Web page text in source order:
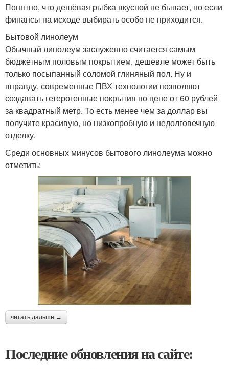
Понятно, что дешёвая рыбка вкусной не бывает, но если
финансы на исходе выбирать особо не приходится.
Бытовой линолеум
Обычный линолеум заслуженно считается самым
бюджетным половым покрытием, дешевле может быть
только посыпанный соломой глиняный пол. Ну и
вправду, современные ПВХ технологии позволяют
создавать гетерогенные покрытия по цене от 60 рублей
за квадратный метр. То есть менее чем за доллар вы
получите красивую, но низкопробную и недолговечную
отделку.
Среди основных минусов бытового линолеума можно
отметить:
читать дальше →
Последние обновления на сайте: